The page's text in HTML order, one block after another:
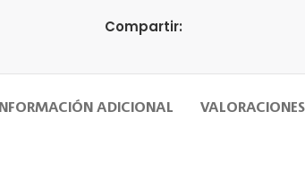
Compartir:
INFORMACIÓN ADICIONAL